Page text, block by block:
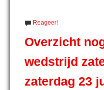
Reageer!
Overzicht
wedstrijd
zaterdag 23